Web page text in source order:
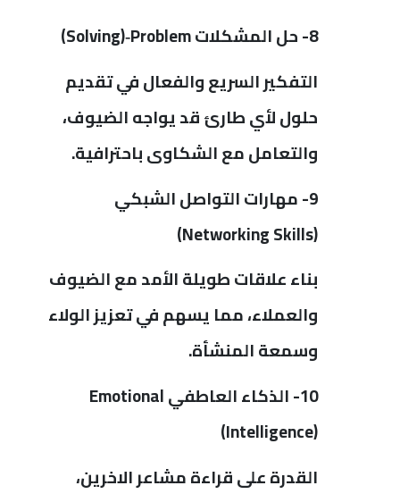
8- حل المشكلات Problem
‑
Solving)
)
التفكير السريع والفعال في تقديم
حلول لأي طارئ قد يواجه الضيوف،
والتعامل مع الشكاوى باحترافية.
9- مهارات التواصل الشبكي
Networking Skills)
)
بناء علاقات طويلة الأمد مع الضيوف
والعملاء، مما يسهم في تعزيز الولاء
وسمعة المنشأة.
10- الذكاء العاطفي
Emotional
Intelligence)
)
القدرة على قراءة مشاعر الاخرين،